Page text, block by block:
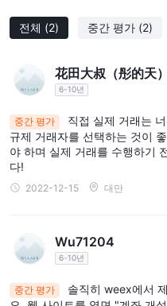
전체 (2) 중간 평가 (2)
花田大叔（彤的天）
6-10년
중간 평가
직접 실제 거래는
규제 거래자를 선택하는 것이
야 하며 실제 거래를 수행하기
다!
2022-12-15 대만
Wu71204
6-10년
중간 평가
솔직히 weex에서